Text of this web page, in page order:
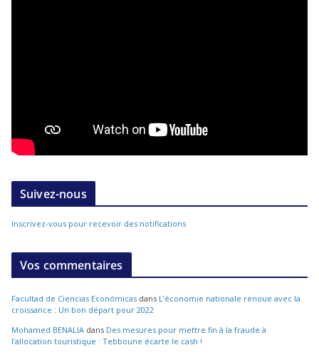
Suivez-nous
Inscrivez-vous pour recevoir des notifications
Vos commentaires
Facultad de Ciencias Económicas dans L’économie nationale renoue avec la
croissance : Un bon départ pour 2022
Mohamed BENALIA dans Des mesures pour mettre fin à la fraude à
l’allocation touristique : Tebboune écarte le cash !